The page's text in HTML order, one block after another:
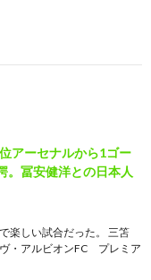
アーセナルから1ゴー
。冨安健洋との日本人
楽しい試合だった。 三笘
・アルビオンFC プレミア